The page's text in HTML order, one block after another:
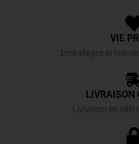
VIE
Emballages et
LIVRAISON
Livraison en 48H